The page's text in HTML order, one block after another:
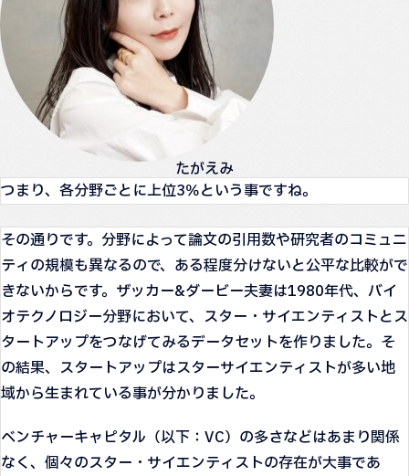
たがえみ
つまり、各分野ごとに上位3％という事ですね。
その通りです。分野によって論文の引用数や研究者のコミュニ
ティの規模も異なるので、ある程度分けないと公平な比較がで
きないからです。ザッカー&ダービー夫妻は1980年代、バイ
オテクノロジー分野において、スター・サイエンティストとス
タートアップをつなげてみるデータセットを作りました。そ
の結果、スタートアップはスターサイエンティストが多い地
域から生まれている事が分かりました。
ベンチャーキャピタル（以下：VC）の多さなどはあまり関係
なく、個々のスター・サイエンティストの存在が大事であ